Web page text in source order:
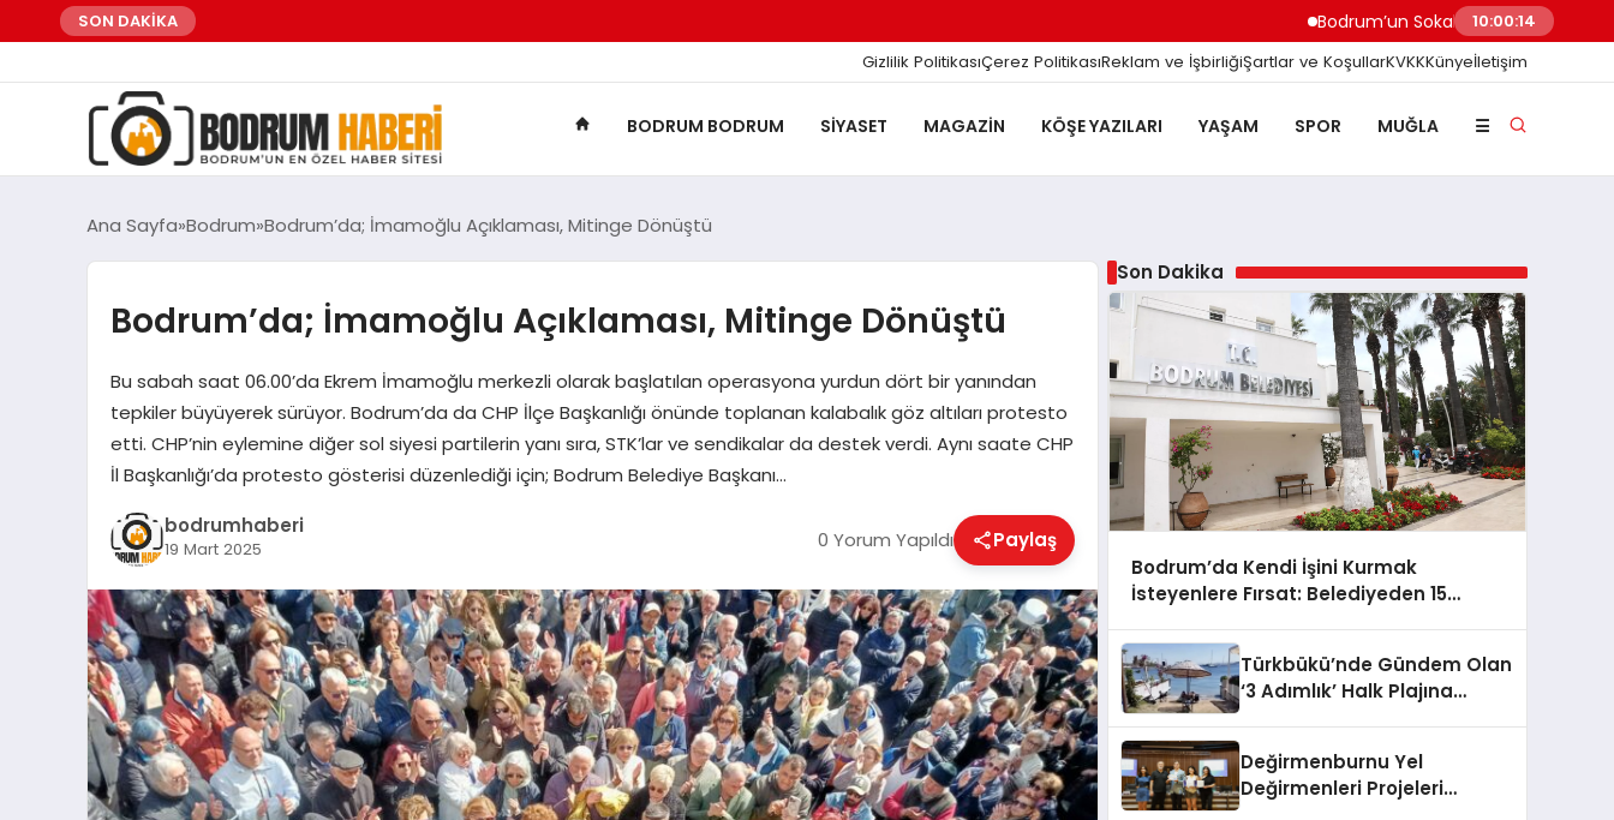
SON DAKİKA Bodrum’un Sokak Canları ve Vicdan Sınavımız!
10:00:16
Gizlilik PolitikasıÇerez PolitikasıReklam ve İşbirliğiŞartlar ve KoşullarKVKKKünyeİletişim
BODRUM BODRUM SIYASET MAGAZIN KÖŞE YAZILARI YAŞAM SPOR MUĞLA ☰
Ana Sayfa Bodrum Bodrum’da; İmamoğlu Açıklaması, Mitinge Dönüştü
Bodrum’da; İmamoğlu Açıklaması, Mitinge Dönüştü
Bu sabah saat 06.00’da Ekrem İmamoğlu merkezli olarak başlatılan operasyona yurdun dört bir yanından
tepkiler büyüyerek sürüyor. Bodrum’da da CHP İlçe Başkanlığı önünde toplanan kalabalık göz altıları protesto
etti. CHP’nin eylemine diğer sol siyesi partilerin yanı sıra, STK’lar ve sendikalar da destek verdi. Aynı saate CHP
İl Başkanlığı’da protesto gösterisi düzenlediği için; Bodrum Belediye Başkanı…
bodrumhaberi
19 Mart 2025 0 Yorum Yapıldı Paylaş
Son Dakika
Bodrum’da Kendi İşini Kurmak
İsteyenlere Fırsat: Belediyeden 15
Türkbükü’nde Gündem Olan
‘3 Adımlık’ Halk Plajına
Değirmenburnu Yel
Değirmenleri Projeleri